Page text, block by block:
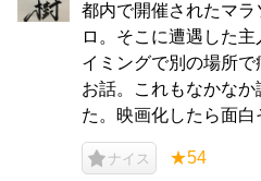
都内で開催されたマ
ロ。そこに遭遇した
イミングで別の場所
お話。これもなかな
た。映画化したら面白
ナイス ★54